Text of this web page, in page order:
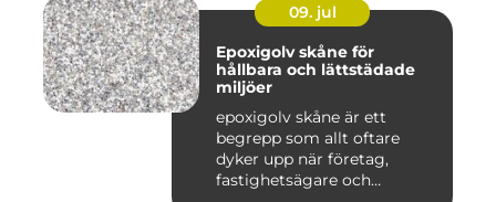
09. jul
Epoxigolv skåne för
hållbara och lättstädade
miljöer
epoxigolv skåne är ett
begrepp som allt oftare
dyker upp när företag,
fastighetsägare och